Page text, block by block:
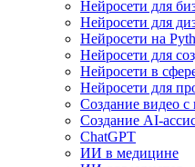
Нейросети для
Нейросети для
Нейросети на
Нейросети для
Нейросети в
Нейросети для
Создание видео с
Создание AI-
ChatGPT
ИИ в медицине